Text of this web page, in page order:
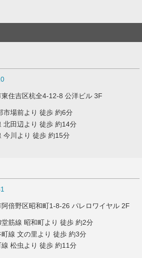
住吉区杭全4-12-8 公洋ビル 3F
市場前より 徒歩 約6分
北田辺より 徒歩 約14分
今川より 徒歩 約15分
倍野区昭和町1-8-26 パレロワイヤル 2F
筋線 昭和町より 徒歩 約2分
線 文の里より 徒歩 約3分
線 松虫より 徒歩 約11分